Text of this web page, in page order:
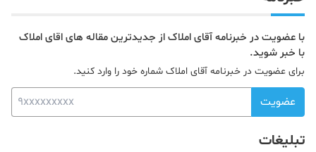
با عضویت در خبرنامه آقای املاک از جدیدترین مقاله های اقای املاک
با خبر شوید.
برای عضویت در خبرنامه آقای املاک شماره خود را وارد کنید.
عضویت
تبلیغات